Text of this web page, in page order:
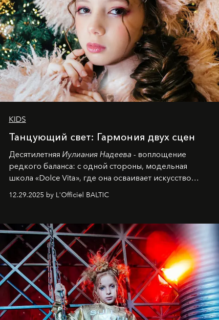
KIDS
Танцующий свет: Гармония двух сцен
Десятилетняя Иулиания Надеева - воплощение
редкого баланса: с одной стороны, модельная
школа «Dolce Vita», где она осваивает искусство
балетная студия при хореографическом училище,
танцевального пути за плечами.
12.29.2025 by L'Officiel BALTIC